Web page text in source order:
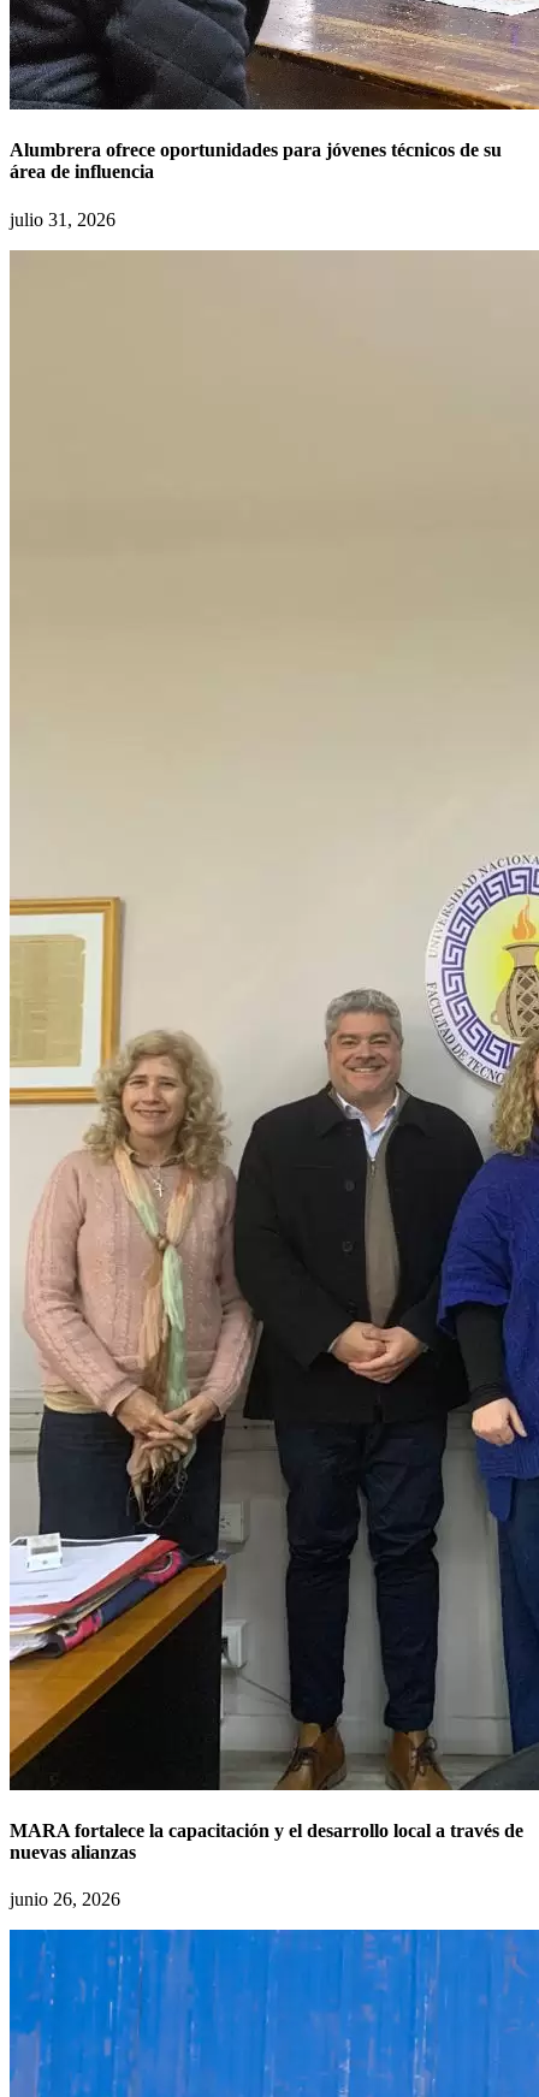
Alumbrera ofrece oportunidades para jóvenes técnicos de su
área de influencia
julio 31, 2026
MARA fortalece la capacitación y el desarrollo local a través de
nuevas alianzas
junio 26, 2026